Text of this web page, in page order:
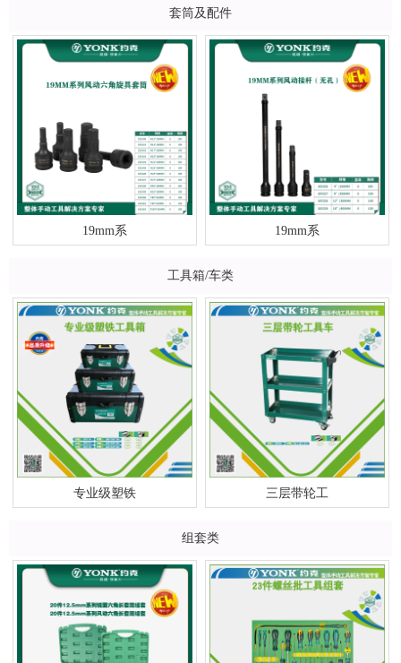
套筒及配件
19mm系 19mm系
工具箱/车类
专业级塑铁 三层带轮工
组套类